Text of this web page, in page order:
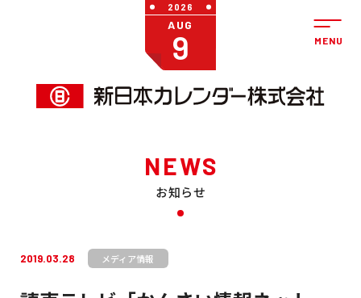
2026
AUG
9
NEWS
お知らせ
2019.03.28 メディア情報